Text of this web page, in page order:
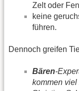
Zelt oder
keine
führen.
Dennoch greifen
Bären-
kommen viel